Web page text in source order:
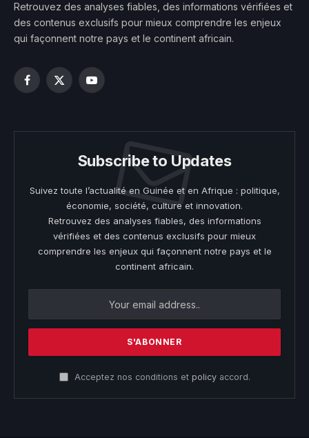
Retrouvez des analyses fiables, des informations vérifiées et
des contenus exclusifs pour mieux comprendre les enjeux
qui façonnent notre pays et le continent africain.
Facebook
X
YouTube
Subscribe to Updates
Suivez toute l’actualité en Guinée et en Afrique : politique,
économie, société, culture et innovation.
Retrouvez des analyses fiables, des informations
vérifiées et des contenus exclusifs pour mieux
comprendre les enjeux qui façonnent notre pays et le
continent africain.
Acceptez nos conditions et policyaccord.